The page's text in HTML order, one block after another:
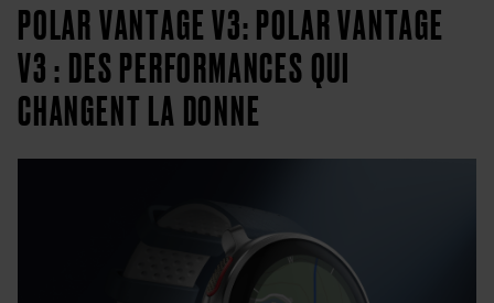
POLAR VANTAGE V3: POLAR VANTAGE
V3 : DES PERFORMANCES QUI
CHANGENT LA DONNE